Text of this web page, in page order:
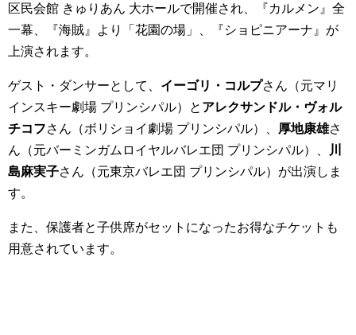
区民会館 きゅりあん 大ホールで開催され、『カルメン』全
一幕、『海賊』より「花園の場」、『ショピニアーナ』が
上演されます。
ゲスト・ダンサーとして、 イーゴリ・コルプさん（元マリ
インスキー劇場 プリンシパル）と アレクサンドル・ヴォル
チコフさん（ボリショイ劇場 プリンシパル）、 厚地康雄さ
ん（元バーミンガムロイヤルバレエ団 プリンシパル）、
川
島麻実子さん（元東京バレエ団 プリンシパル）が出演しま
す。
また、保護者と子供席がセットになったお得なチケットも
用意されています。